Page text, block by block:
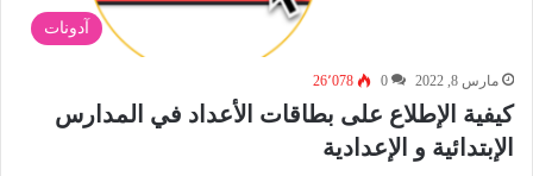
آدونات
مارس 8, 2022 0 26٬078
كيفية الإطلاع على بطاقات الأعداد في المدارس
الإبتدائية و الإعدادية